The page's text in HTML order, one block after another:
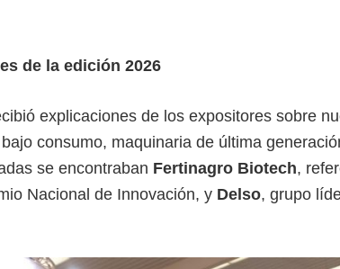
de la edición 2026
explicaciones de los expositores sobre
consumo, maquinaria de última
se encontraban Fertinagro Biotech,
Nacional de Innovación, y Delso, grupo